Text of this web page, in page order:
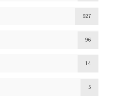
927
96
14
5